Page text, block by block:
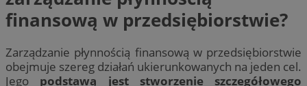
finansową w przedsiębiorstwie?
Zarządzanie płynnością finansową w przedsiębiorstwie
obejmuje szereg działań ukierunkowanych na jeden cel.
Jego podstawą jest stworzenie szczegółowego